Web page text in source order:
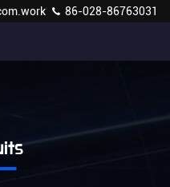
86-028-86763031